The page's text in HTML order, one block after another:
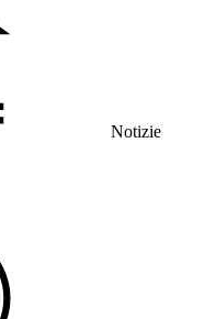
Notizie